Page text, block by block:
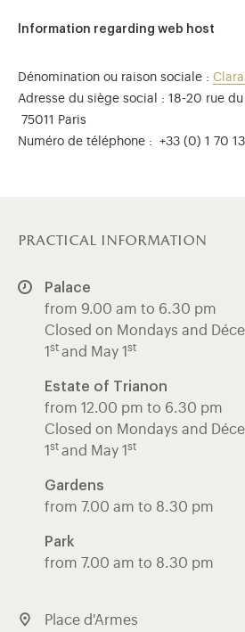
Information regarding web host
Dénomination ou raison sociale :
Adresse du siège social : 18-20 rue
75011 Paris
Numéro de téléphone : +33 (0) 1 70
practical information
Palace
from 9.00 am to 6.30 pm
Closed on Mondays and
1 st and May 1 st
Estate of Trianon
from 12.00 pm to 6.30 pm
Closed on Mondays and
1 st and May 1 st
Gardens
from 7.00 am to 8.30 pm
Park
from 7.00 am to 8.30 pm
Place d'Armes